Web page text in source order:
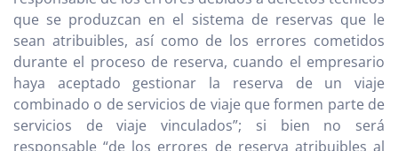
que se produzcan en el sistema de reservas que le
sean atribuibles, así como de los errores cometidos
durante el proceso de reserva, cuando el empresario
haya aceptado gestionar la reserva de un viaje
combinado o de servicios de viaje que formen parte de
servicios de viaje vinculados”; si bien no será
responsable “de los errores de reserva atribuibles al